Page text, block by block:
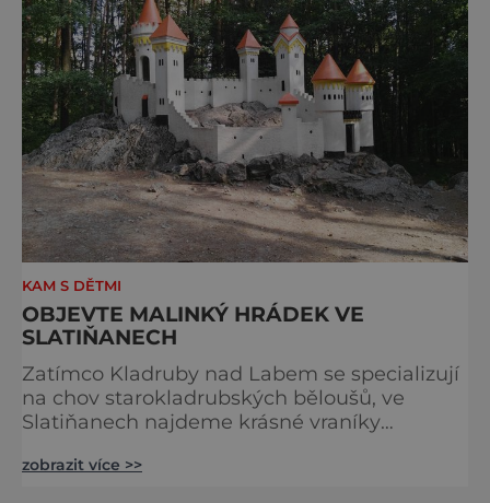
KAM S DĚTMI
OBJEVTE MALINKÝ HRÁDEK VE
SLATIŇANECH
Zatímco Kladruby nad Labem se specializují
na chov starokladrubských běloušů, ve
Slatiňanech najdeme krásné vraníky
budově zámku se dozvíte více o chovu
zobrazit více >>